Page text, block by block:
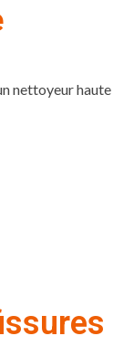
nettoyeur haute